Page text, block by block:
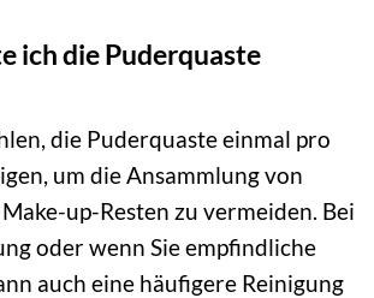
ich die Puderquaste
die Puderquaste einmal pro
um die Ansammlung von
up-Resten zu vermeiden. Bei
oder wenn Sie empfindliche
auch eine häufigere Reinigung